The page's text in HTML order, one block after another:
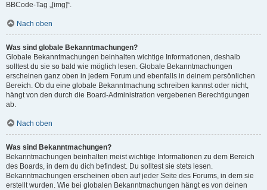
BBCode-Tag „[img]“.
Nach oben
Was sind globale Bekanntmachungen?
Globale Bekanntmachungen beinhalten wichtige Informationen, deshalb
solltest du sie so bald wie möglich lesen. Globale Bekanntmachungen
erscheinen ganz oben in jedem Forum und ebenfalls in deinem persönlichen
Bereich. Ob du eine globale Bekanntmachung schreiben kannst oder nicht,
hängt von den durch die Board-Administration vergebenen Berechtigungen
ab.
Nach oben
Was sind Bekanntmachungen?
Bekanntmachungen beinhalten meist wichtige Informationen zu dem Bereich
des Boards, in dem du dich befindest. Du solltest sie stets lesen.
Bekanntmachungen erscheinen oben auf jeder Seite des Forums, in dem sie
erstellt wurden. Wie bei globalen Bekanntmachungen hängt es von deinen